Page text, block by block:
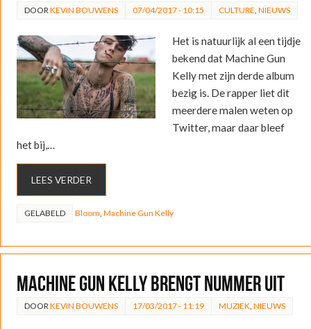
DOOR KEVIN BOUWENS 07/04/2017 - 10:15 CULTURE NIEUWS
Het is natuurlijk al een tijdje
bekend dat Machine Gun
Kelly met zijn derde album
bezig is. De rapper liet dit
meerdere malen weten op
Twitter, maar daar bleef
het bij,…
LEES VERDER
GELABELD Bloom Machine Gun Kelly
Machine Gun Kelly brengt nummer uit
DOOR KEVIN BOUWENS 17/03/2017 - 11:19 MUZIEK NIEUWS